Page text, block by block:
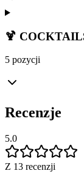
🍹
5 pozycji
Recenzje
5.0
Z 13 recenzji